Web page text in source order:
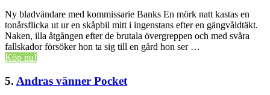
Ny bladvändare med kommissarie Banks En mörk natt kastas en
tonårsflicka ut ur en skåpbil mitt i ingenstans efter en gängvåldtäkt.
Naken, illa åtgången efter de brutala övergreppen och med svåra
fallskador försöker hon ta sig till en gård hon ser …
Köp nu!
5. Andras vänner Pocket